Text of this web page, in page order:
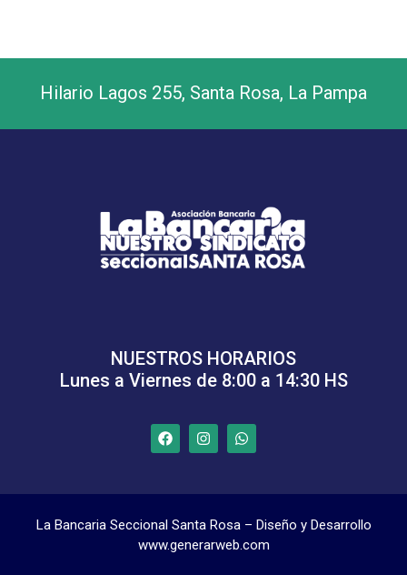
Hilario Lagos 255, Santa Rosa, La Pampa
NUESTROS HORARIOS
Lunes a Viernes de 8:00 a 14:30 HS
La Bancaria Seccional Santa Rosa – Diseño y Desarrollo
www.generarweb.com